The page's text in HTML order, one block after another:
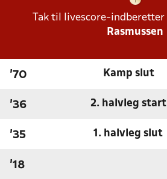
Tak til livescore-indberetter
Rasmussen
'70 Kamp slut
'36 2. halvleg start
'35 1. halvleg slut
'18